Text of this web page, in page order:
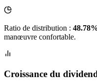
Ratio de distribution :
manœuvre confortable.
Croissance du